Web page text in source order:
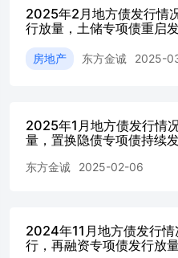
2025年2月地方债发行情
行放量，土储专项债重启
房地产 东方金诚 2025-
2025年1月地方债发行情
量，置换隐债专项债持续
东方金诚 2025-02-06
2024年11月地方债发行
行，再融资专项债发行放